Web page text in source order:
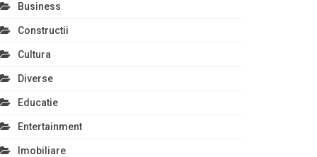
Business
Constructii
Cultura
Diverse
Educatie
Entertainment
Imobiliare